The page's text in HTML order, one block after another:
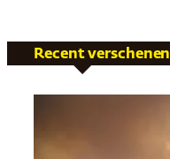
Recent verschenen